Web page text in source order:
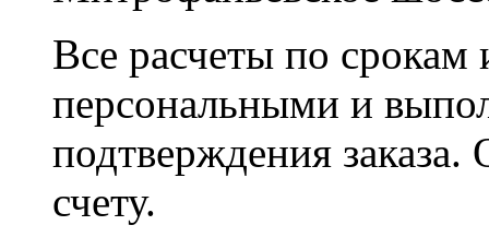
Все расчеты по срокам
персональными и
подтверждения заказа.
счету.